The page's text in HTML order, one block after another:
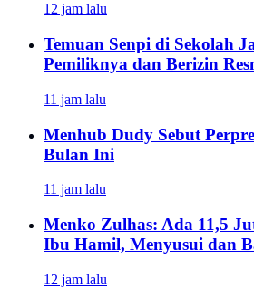
12 jam lalu
Temuan Senpi di Sekolah
Pemiliknya dan Berizin
11 jam lalu
Menhub Dudy Sebut
Bulan Ini
11 jam lalu
Menko Zulhas: Ada 11,5
Ibu Hamil, Menyusui dan
12 jam lalu